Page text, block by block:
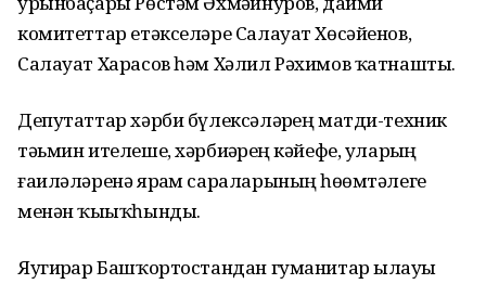
комитеттар етәкселәре Салауат Хөсәйенов,
Салауат Харасов һәм Хәлил Рәхимов ҡатнашты.
Депутаттар хәрби бүлексәләрҙең матди-техник
тәьмин ителеше, хәрбиҙәрҙең кәйефе, уларҙың
ғаиләләренә ярҙам сараларының һөҙөмтәлеге
менән ҡыҙыҡһынды.
Яугирҙар Башҡортостандан гуманитар ылауҙы